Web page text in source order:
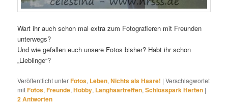
Wart ihr auch schon mal extra zum Fotografieren mit Freunden
unterwegs?
Und wie gefallen euch unsere Fotos bisher? Habt ihr schon
„Lieblinge“?
Veröffentlicht unterFotos, Leben,Nichts als Haare! |Verschlagwortet
mitFotos,Freunde,Hobby, Langhaartreffen,Schlosspark Herten |
2Antworten